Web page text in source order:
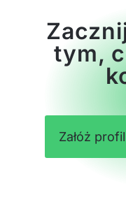
tym,
Załóż